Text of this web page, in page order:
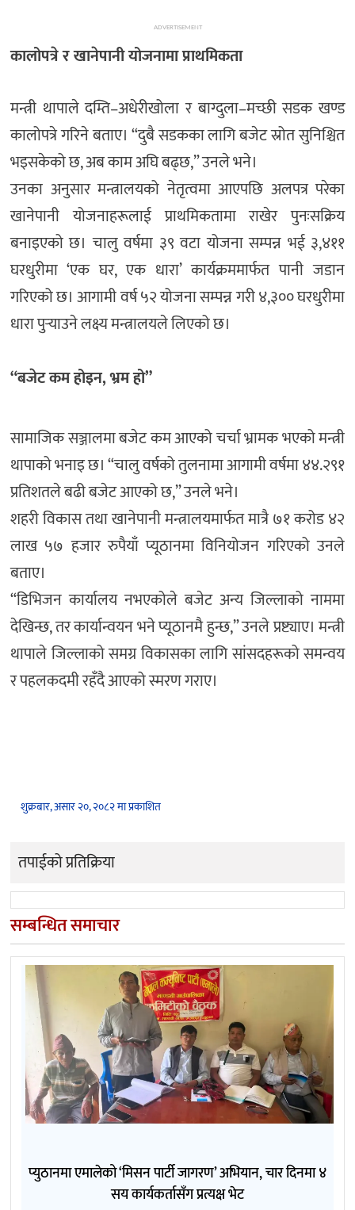
ADVERTISEMENT
कालोपत्रे र खानेपानी योजनामा प्राथमिकता
मन्त्री थापाले दम्ति–अधेरीखोला र बाग्दुला–मच्छी सडक खण्ड
कालोपत्रे गरिने बताए। “दुबै सडकका लागि बजेट स्रोत सुनिश्चित
भइसकेको छ, अब काम अघि बढ्छ,” उनले भने।
उनका अनुसार मन्त्रालयको नेतृत्वमा आएपछि अलपत्र परेका
खानेपानी योजनाहरूलाई प्राथमिकतामा राखेर पुनःसक्रिय
बनाइएको छ। चालु वर्षमा ३९ वटा योजना सम्पन्न भई ३,४११
घरधुरीमा ‘एक घर, एक धारा’ कार्यक्रममार्फत पानी जडान
गरिएको छ। आगामी वर्ष ५२ योजना सम्पन्न गरी ४,३०० घरधुरीमा
धारा पुर्‍याउने लक्ष्य मन्त्रालयले लिएको छ।
“बजेट कम होइन, भ्रम हो”
सामाजिक सञ्जालमा बजेट कम आएको चर्चा भ्रामक भएको मन्त्री
थापाको भनाइ छ। “चालु वर्षको तुलनामा आगामी वर्षमा ४४.२९१
प्रतिशतले बढी बजेट आएको छ,” उनले भने।
शहरी विकास तथा खानेपानी मन्त्रालयमार्फत मात्रै ७१ करोड ४२
लाख ५७ हजार रुपैयाँ प्यूठानमा विनियोजन गरिएको उनले
बताए।
“डिभिजन कार्यालय नभएकोले बजेट अन्य जिल्लाको नाममा
देखिन्छ, तर कार्यान्वयन भने प्यूठानमै हुन्छ,” उनले प्रष्ट्याए। मन्त्री
थापाले जिल्लाको समग्र विकासका लागि सांसदहरूको समन्वय
र पहलकदमी रहँदै आएको स्मरण गराए।
शुक्रबार, असार २०, २०८२ मा प्रकाशित
तपाईको प्रतिक्रिया
सम्बन्धित समाचार
प्युठानमा एमालेको ‘मिसन पार्टी जागरण’ अभियान, चार दिनमा ४
सय कार्यकर्तासँग प्रत्यक्ष भेट